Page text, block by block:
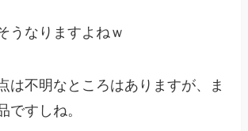
うなりますよねｗ
は不明なところはありますが、ま
ですしね。